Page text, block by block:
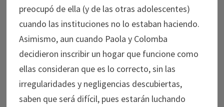
preocupó de ella (y de las otras adolescentes)
cuando las instituciones no lo estaban haciendo.
Asimismo, aun cuando Paola y Colomba
decidieron inscribir un hogar que funcione como
ellas consideran que es lo correcto, sin las
irregularidades y negligencias descubiertas,
saben que será difícil, pues estarán luchando